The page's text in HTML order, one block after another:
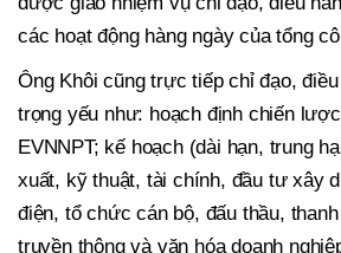
các hoạt động hàng ngày của tổng
Ông Khôi cũng trực tiếp chỉ đạo,
trọng yếu như: hoạch định chiến
EVNNPT; kế hoạch (dài hạn, trung
xuất, kỹ thuật, tài chính, đầu tư xây
điện, tổ chức cán bộ, đấu thầu,
truyền thông và văn hóa doanh